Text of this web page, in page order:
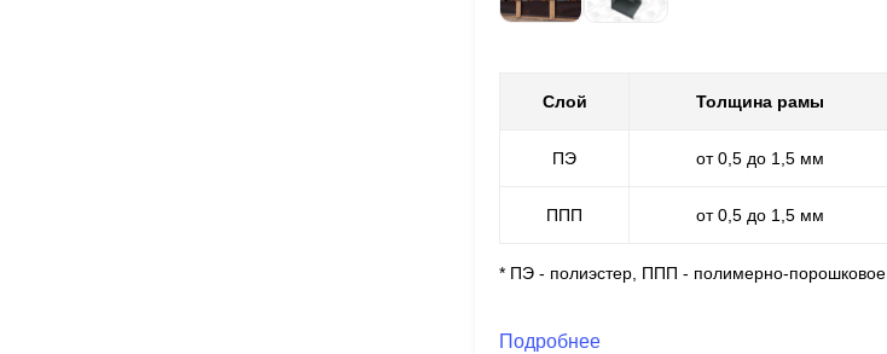
Слой Толщина рамы
ПЭ от 0,5 до 1,5 мм
ППП от 0,5 до 1,5 мм
* ПЭ - полиэстер, ППП - полимерно-порошковое
Подробнее